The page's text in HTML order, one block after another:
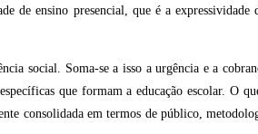
de ensino presencial, que é a expressividade
social. Soma-se a isso a urgência e a
que formam a educação escolar. O
consolidada em termos de público,